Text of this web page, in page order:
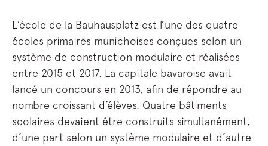
L’école de la Bauhausplatz est l’une des quatre
écoles primaires munichoises conçues selon un
système de construction modulaire et réalisées
entre 2015 et 2017. La capitale bavaroise avait
lancé un concours en 2013, afin de répondre au
nombre croissant d’élèves. Quatre bâtiments
scolaires devaient être construits simultanément,
d’une part selon un système modulaire et d’autre